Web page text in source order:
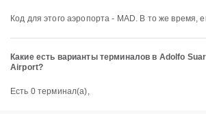
Код для этого аэропорта - MAD. В то же время,
Какие есть варианты терминалов в Adolfo
Airport?
Есть 0 терминал(а),